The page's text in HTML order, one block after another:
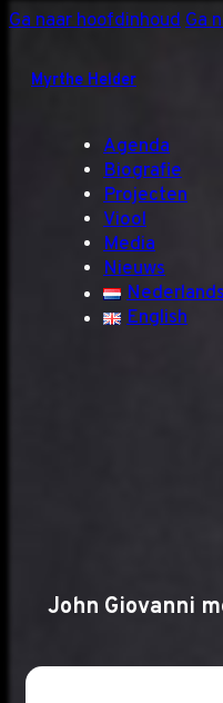
Ga naar hoofdinhoudGa
Myrthe Helder
Agenda
Biografie
Projecten
Viool
Media
Nieuws
English
John Giovanni